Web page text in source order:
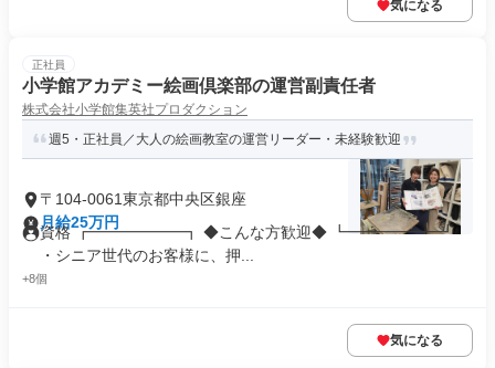
気になる
正社員
小学館アカデミー絵画倶楽部の運営副責任者
株式会社小学館集英社プロダクション
週5・正社員／大人の絵画教室の運営リーダー・未経験歓迎
〒104-0061東京都中央区銀座
月給25万円
資格 ┏━━━━━━┓ ◆こんな方歓迎◆ ┗━━━━━━┛
・シニア世代のお客様に、押...
+8個
気になる